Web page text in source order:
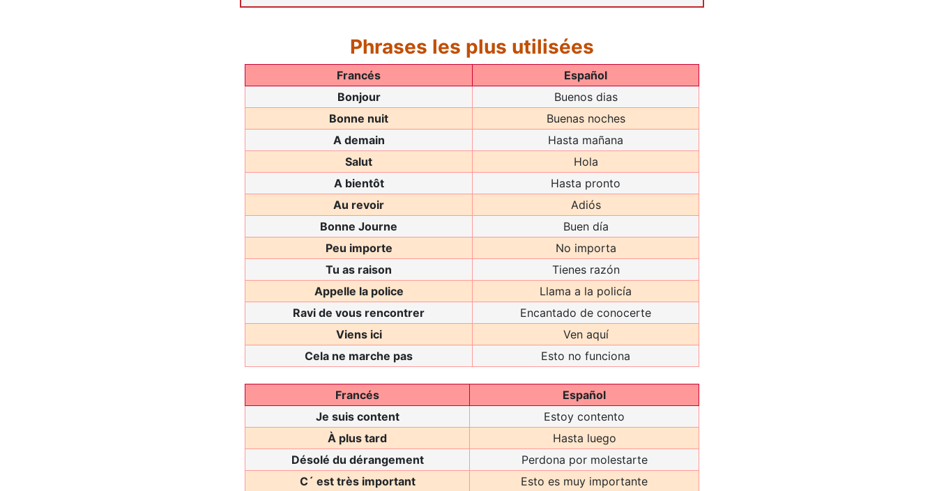
Phrases les plus utilisées
Francés
Español
Bonjour
Buenos dias
Bonne nuit
Buenas noches
A demain
Hasta mañana
Salut
Hola
A bientôt
Hasta pronto
Au revoir
Adiós
Bonne Journe
Buen día
Peu importe
No importa
Tu as raison
Tienes razón
Appelle la police
Llama a la policía
Ravi de vous rencontrer
Encantado de conocerte
Viens ici
Ven aquí
Cela ne marche pas
Esto no funciona
Francés
Español
Je suis content
Estoy contento
À plus tard
Hasta luego
Désolé du dérangement
Perdona por molestarte
C´ est très important
Esto es muy importante